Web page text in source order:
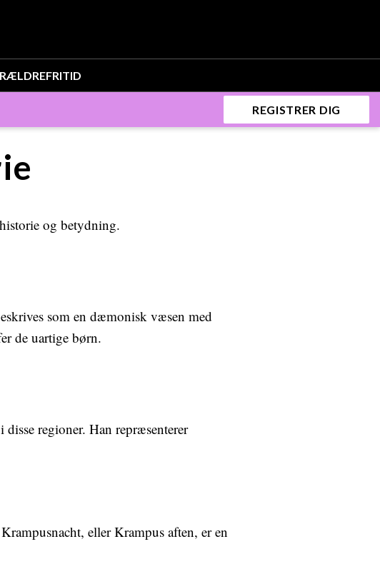
FRITID
REGISTRER DIG
og betydning.
som en dæmonisk væsen med
de uartige børn.
regioner. Han repræsenterer
eller Krampus aften, er en